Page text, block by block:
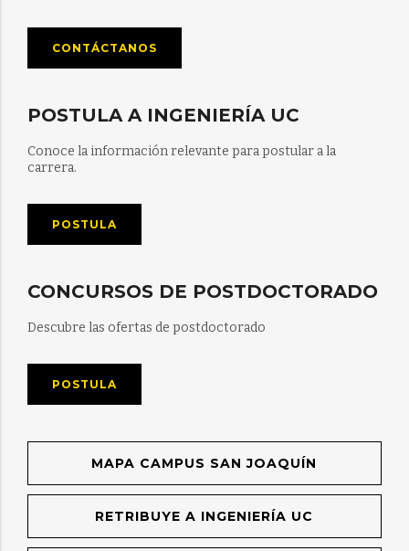
CONTÁCTANOS
POSTULA A INGENIERÍA UC
Conoce la información relevante para postular a la
carrera.
POSTULA
CONCURSOS DE POSTDOCTORADO
Descubre las ofertas de postdoctorado
POSTULA
MAPA CAMPUS SAN JOAQUÍN
RETRIBUYE A INGENIERÍA UC